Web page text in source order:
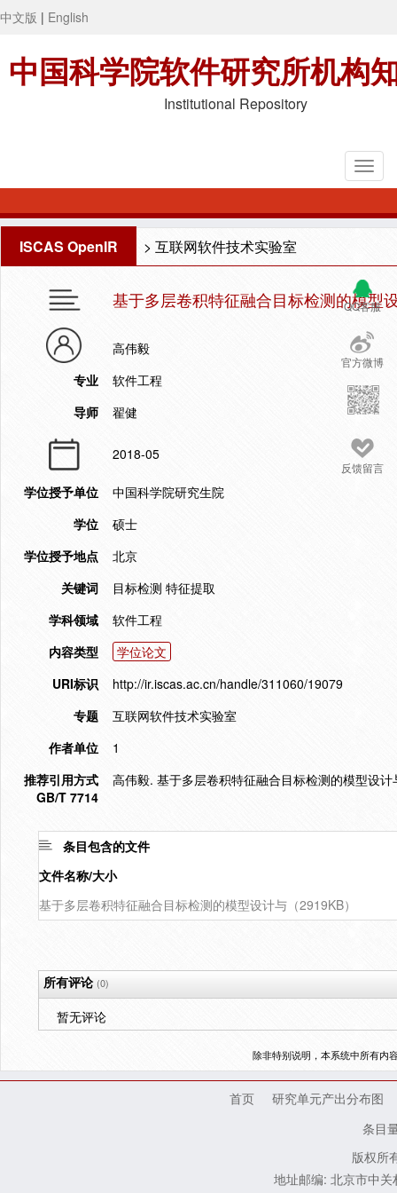
中文版 | English
中国科学院软件研究所机构
Institutional Repository
ISCAS OpenIR > 互联网软件技术实验室
QQ客服
官方微博
反馈留言
基于多层卷积特征融合目标检测的模型
高伟毅
专业
软件工程
导师
翟健
2018-05
学位授予单位
中国科学院研究生院
学位
硕士
学位授予地点
北京
关键词
目标检测 特征提取
学科领域
软件工程
内容类型
学位论文
URI标识
http://ir.iscas.ac.cn/handle/311060/19079
专题
互联网软件技术实验室
作者单位
1
推荐引用方式
GB/T 7714
高伟毅. 基于多层卷积特征融合目标检测的模型设
条目包含的文件
文件名称/大小
基于多层卷积特征融合目标检测的模型设计与（2919KB）
所有评论(0)
暂无评论
除非特别说明，本系统中所有内
首页
研究单元产出分布图
条目
版权所
地址邮编: 北京市中